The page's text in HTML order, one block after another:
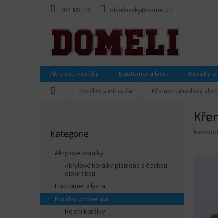
702 389 778 objednavky@domeli.cz
Akrylové korálky Elastomer a lycra Korálky z
Korálky z minerálů Křemen jahodový
í
p
kategorie
Kategorie
Akrylové korálky
Akrylové korálky písmena s českou
diakritikou
Elastomer a lycra
Korálky z minerálů
Heishi korálky